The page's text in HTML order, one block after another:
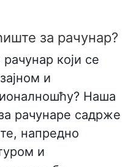
за рачунар?
који се
и
Наша
рачунаре садрже
напредно
и